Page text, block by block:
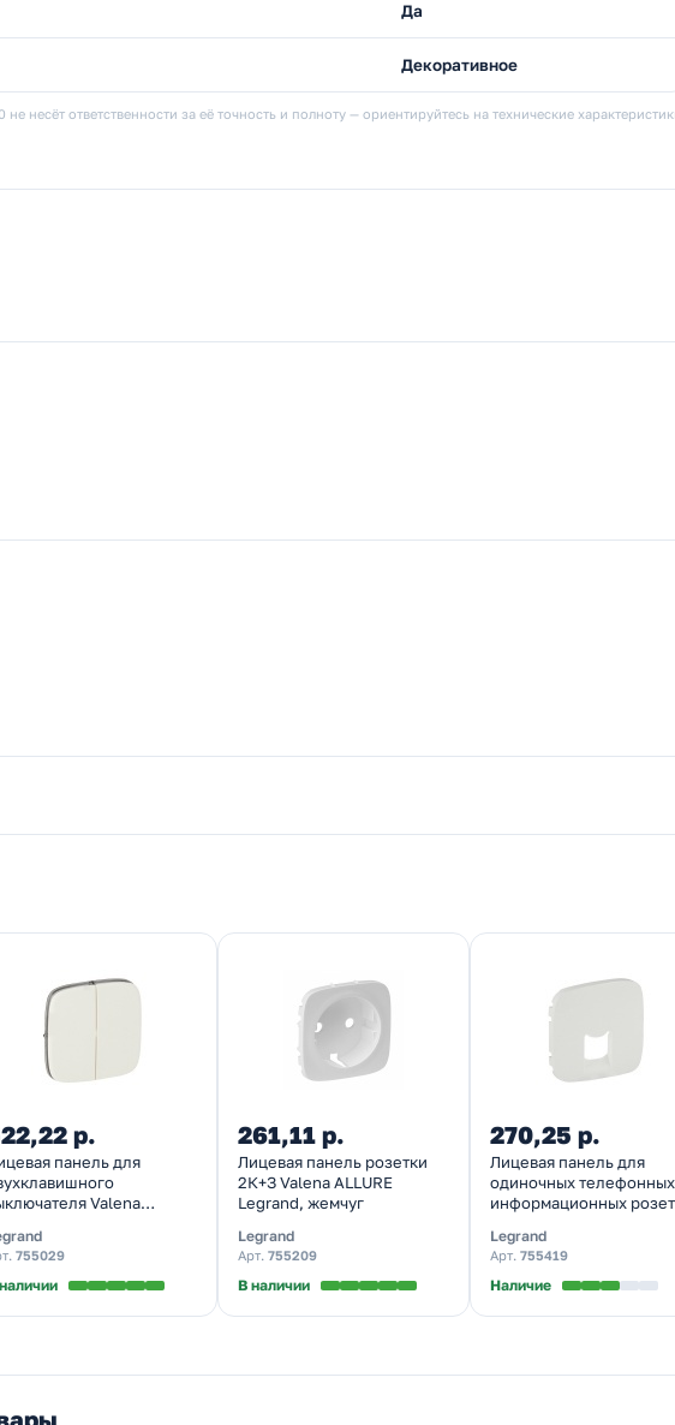
Да
Декоративное
несёт ответственности за её точность и полноту — ориентируйтесь на технические
р.
панель для
Valena
755029
261,11 р.
Лицевая панель розетки
2К+З Valena ALLURE
Legrand, жемчуг
Legrand
Арт. 755209
В наличии
270,25 р.
Лицевая панель для
одиночных
информационных
жемчуг
Legrand
Арт. 755419
Наличие